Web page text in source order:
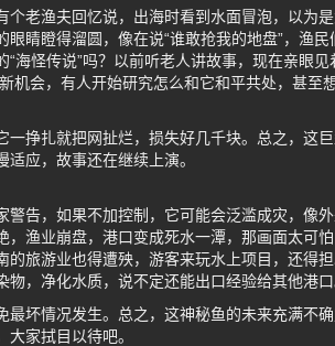
老渔夫回忆说，出海时看到水面冒泡，以为
睛瞪得溜圆，像在说“谁敢抢我的地盘”，渔
海怪传说”吗？以前听老人讲故事，现在亲眼
会，有人开始研究怎么和它和平共处，甚至
挣扎就把网扯烂，损失好几千块。总之，这
应，故事还在继续上演。
告，如果不加控制，它可能会泛滥成灾，像外
渔业崩盘，港口变成死水一潭，那画面太可怕
旅游业也得遭殃，游客来玩水上项目，还得担
，净化水质，说不定还能出口经验给其他港口
坏情况发生。总之，这神秘鱼的未来充满不
家拭目以待吧。